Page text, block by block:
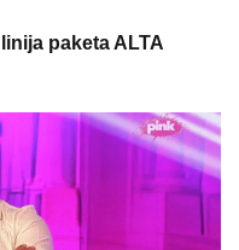
paketa ALTA